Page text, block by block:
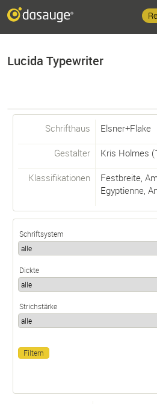
Lucida Typewriter
Schrifthaus Elsner+Flake
Gestalter Kris Holmes
Klassifikationen Festbreite,
Egyptienne,
Schriftsystem
Dickte
Strichstärke